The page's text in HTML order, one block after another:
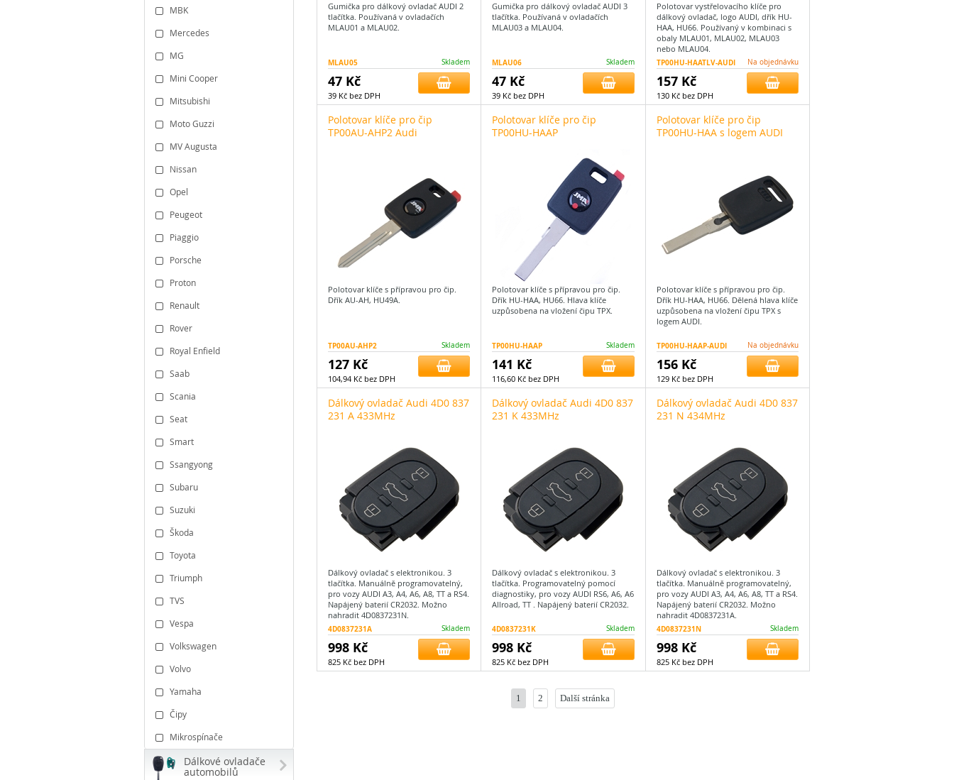
MBK
Mercedes
MG
Mini Cooper
Mitsubishi
Moto Guzzi
MV Augusta
Nissan
Opel
Peugeot
Piaggio
Porsche
Proton
Renault
Rover
Royal Enfield
Saab
Scania
Seat
Smart
Ssangyong
Subaru
Suzuki
Škoda
Toyota
Triumph
TVS
Vespa
Volkswagen
Volvo
Yamaha
Čipy
Mikrospínače
Dálkové ovladače
automobilů
Gumička pro dálkový ovladač AUDI 2
tlačítka. Používaná v ovladačích
MLAU01 a MLAU02.
MLAU05 Skladem
47 Kč
39 Kč bez DPH
Gumička pro dálkový ovladač AUDI 3
tlačítka. Používaná v ovladačích
MLAU03 a MLAU04.
MLAU06 Skladem
47 Kč
39 Kč bez DPH
Polotovar vystřelovacího klíče pro
dálkový ovladač, logo AUDI, dřík HU-
HAA, HU66. Používaný v kombinaci s
obaly MLAU01, MLAU02, MLAU03
nebo MLAU04.
TP00HU-HAATLV-AUDI Na objednávku
157 Kč
130 Kč bez DPH
Polotovar klíče pro čip
TP00AU-AHP2 Audi
Polotovar klíče s přípravou pro čip.
Dřík AU-AH, HU49A.
TP00AU-AHP2 Skladem
127 Kč
104,94 Kč bez DPH
Polotovar klíče pro čip
TP00HU-HAAP
Polotovar klíče s přípravou pro čip.
Dřík HU-HAA, HU66. Hlava klíče
uzpůsobena na vložení čipu TPX.
TP00HU-HAAP Skladem
141 Kč
116,60 Kč bez DPH
Polotovar klíče pro čip
TP00HU-HAA s logem AUDI
Polotovar klíče s přípravou pro čip.
Dřík HU-HAA, HU66. Dělená hlava klíče
uzpůsobena na vložení čipu TPX s
logem AUDI.
TP00HU-HAAP-AUDI Na objednávku
156 Kč
129 Kč bez DPH
Dálkový ovladač Audi 4D0 837
231 A 433MHz
Dálkový ovladač s elektronikou. 3
tlačítka. Manuálně programovatelný,
pro vozy AUDI A3, A4, A6, A8, TT a RS4.
Napájený baterií CR2032. Možno
nahradit 4D0837231N.
4D0837231A Skladem
998 Kč
825 Kč bez DPH
Dálkový ovladač Audi 4D0 837
231 K 433MHz
Dálkový ovladač s elektronikou. 3
tlačítka. Programovatelný pomocí
diagnostiky, pro vozy AUDI RS6, A6, A6
Allroad, TT . Napájený baterií CR2032.
4D0837231K Skladem
998 Kč
825 Kč bez DPH
Dálkový ovladač Audi 4D0 837
231 N 434MHz
Dálkový ovladač s elektronikou. 3
tlačítka. Manuálně programovatelný,
pro vozy AUDI A3, A4, A6, A8, TT a RS4.
Napájený baterií CR2032. Možno
nahradit 4D0837231A.
4D0837231N Skladem
998 Kč
825 Kč bez DPH
1 2 Další stránka